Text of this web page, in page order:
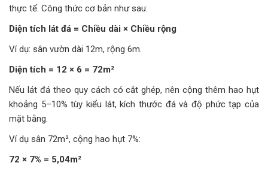
thực tế. Công thức cơ bản như sau:
Diện tích lát đá = Chiều dài × Chiều rộng
Ví dụ: sân vườn dài 12m, rộng 6m.
Diện tích = 12 × 6 = 72m²
Nếu lát đá theo quy cách có cắt ghép, nên cộng thêm hao hụt
khoảng 5–10% tùy kiểu lát, kích thước đá và độ phức tạp của
mặt bằng.
Ví dụ sân 72m², cộng hao hụt 7%:
72 × 7% = 5,04m²